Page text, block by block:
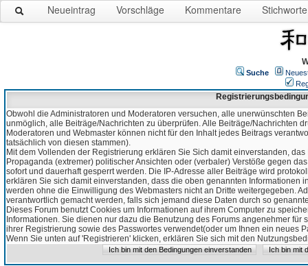
Neueintrag Vorschläge Kommentare Stichworte
Suche
Obwohl die Administratoren und Moderatoren versuchen, alle unerwünschten
unmöglich, alle Beiträge/Nachrichten zu überprüfen. Alle Beiträge/Nachrichten
Moderatoren und Webmaster können nicht für den Inhalt jedes Beitrags
tatsächlich von diesen stammen).
Mit dem Vollenden der Registrierung erklären Sie Sich damit einverstanden,
Propaganda (extremer) politischer Ansichten oder (verbaler) Verstöße gegen
sofort und dauerhaft gesperrt werden. Die IP-Adresse aller Beiträge wird
erklären Sie sich damit einverstanden, dass die oben genannten Informationen
werden ohne die Einwilligung des Webmasters nicht an Dritte weitergegeben.
verantwortlich gemacht werden, falls sich jemand diese Daten durch so
Dieses Forum benutzt Cookies um Informationen auf ihrem Computer zu
Informationen. Sie dienen nur dazu die Benutzung des Forums angenehmer
ihrer Registrierung sowie des Passwortes verwendet(oder um Ihnen ein neues
Wenn Sie unten auf 'Registrieren' klicken, erklären Sie sich mit den